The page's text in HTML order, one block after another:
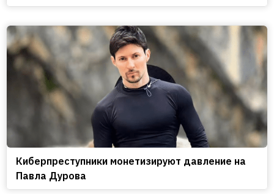
Киберпреступники монетизируют давление на
Павла Дурова